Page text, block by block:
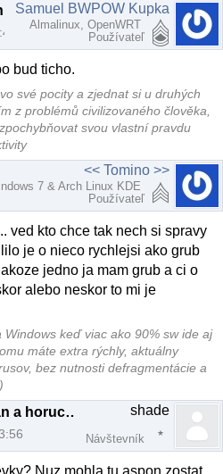
Re: Debian a horuca novinka..
Samuel BWPOW Kupka
Almalinux, OpenWRT
Používateľ
bud ticho.
své pocity a zjednat si u druhých
z problémů civilizovaného člověka,
svou vlastní pravdu
<< Tomino >>
7 & Arch Linux KDE
Používateľ
ved kto chce tak nech si spravy
je o nieco rychlejsi ako grub
jedno ja mam grub a ci o
alebo neskor to mi je
Windows keď viac ako 90% sw ide aj
máte extra rýchly, aktuálny
bez nutnosti defragmentácie a
Re: Debian a horuca novinka.. shade
Návštevník
Nuz mohla tu aspon zostat